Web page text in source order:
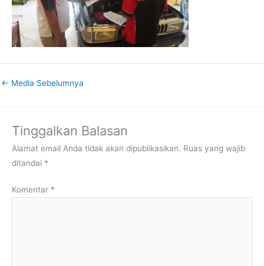
← Media Sebelumnya
Tinggalkan Balasan
Alamat email Anda tidak akan dipublikasikan. Ruas yang wajib
ditandai *
Komentar *